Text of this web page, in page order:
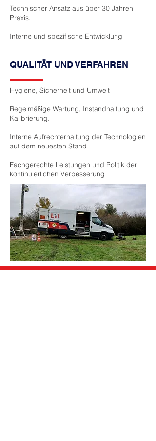
Technischer Ansatz aus über 30 Jahren
Praxis.
Interne und spezifische Entwicklung
QUALITÄT UND VERFAHREN
Hygiene, Sicherheit und Umwelt
Regelmäßige Wartung, Instandhaltung und
Kalibrierung.
Interne Aufrechterhaltung der Technologien
auf dem neuesten Stand
Fachgerechte Leistungen und Politik der
kontinuierlichen Verbesserung